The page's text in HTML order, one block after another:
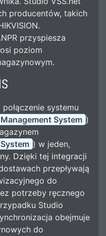
producentów, takich
przyspiesza
poziom
połączenie systemu
System )
) w jeden,
Dzięki tej integracji
przepływają
do
potrzeby ręcznego
Studio
obejmuje
do